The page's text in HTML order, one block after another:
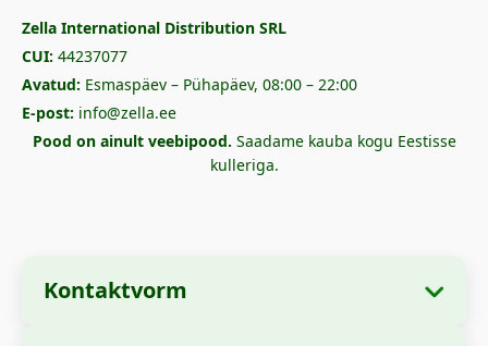
Zella International Distribution SRL
CUI: 44237077
Avatud: Esmaspäev – Pühapäev, 08:00 – 22:00
E-post: info@zella.ee
Pood on ainult veebipood. Saadame kauba kogu Eestisse
kulleriga.
Kontaktvorm